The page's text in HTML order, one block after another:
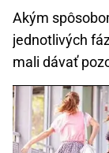
Akým
jednotlivých
mali dávať